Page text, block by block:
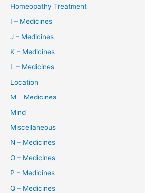
Homeopathy Treatment
I – Medicines
J – Medicines
K – Medicines
L – Medicines
Location
M – Medicines
Mind
Miscellaneous
N – Medicines
O – Medicines
P – Medicines
Q – Medicines